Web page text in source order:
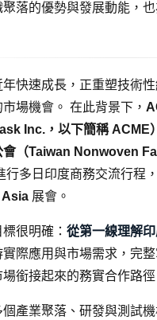
落的優勢與發展動能，
快速成長，正重塑技術
場機會。 在此背景下，
Inc.，以下簡稱 ACME）
會（Taiwan Nonwoven
行多日印度商務交流行程
Asia展會。
很明確： 從第一線理解
際應用與市場需求，完
銜接起來的務實合作路徑
產業聚落、研發與測試